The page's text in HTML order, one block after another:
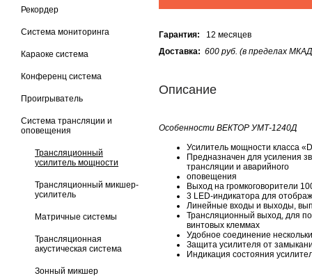
Рекордер
Система мониторинга
Караоке система
Конференц система
Проигрыватель
Система трансляции и
оповещения
Трансляционный
усилитель мощности
Трансляционный микшер-
усилитель
Матричные системы
Трансляционная
акустическая система
Зонный микшер
Гарантия: 12 месяцев
Доставка: 600 руб. (в пределах
Описание
Особенности ВЕКТОР УМТ-1240Д
Усилитель мощности класса
Предназначен для усиления
трансляции и аварийного
оповещения
Выход на громкоговорители
3 LED-индикатора для
Линейные входы и выходы,
Трансляционный выход, для
винтовых клеммах
Удобное соединение
Защита усилителя от
Индикация состояния